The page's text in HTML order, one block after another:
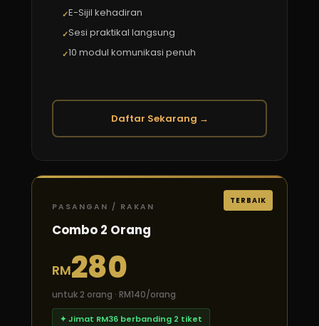
E-Sijil kehadiran
Sesi praktikal langsung
10 modul komunikasi penuh
Daftar Sekarang →
TERBAIK
PASANGAN / RAKAN
Combo 2 Orang
RM280
untuk 2 orang · RM140/orang
✦ Jimat RM36 berbanding 2 tiket